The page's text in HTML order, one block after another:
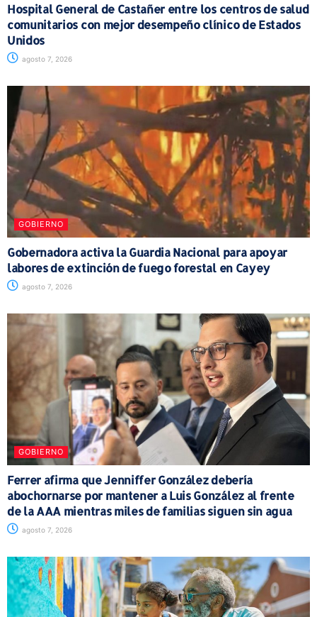
Hospital General de Castañer entre los centros de salud
comunitarios con mejor desempeño clínico de Estados
Unidos
agosto 7, 2026
GOBIERNO
Gobernadora activa la Guardia Nacional para apoyar
labores de extinción de fuego forestal en Cayey
agosto 7, 2026
GOBIERNO
Ferrer afirma que Jenniffer González debería
abochornarse por mantener a Luis González al frente
de la AAA mientras miles de familias siguen sin agua
agosto 7, 2026